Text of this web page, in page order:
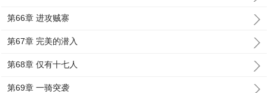
第66章 进攻贼寨
第67章 完美的潜入
第68章 仅有十七人
第69章 一骑突袭